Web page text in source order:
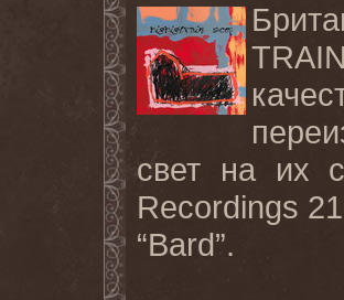
свет на их
Recordings
“Bard”.